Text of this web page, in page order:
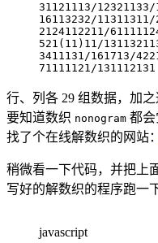
31121113/
16113232/
2124112211/
521(11)11/
3411131/161713/
71111121/131112131
行、列各 29 组数据，加
要知道数织 nonogram 都会
找了个在线解数织的网站：
稍微看一下代码，并把上
写好的解数织的程序跑一
javascript